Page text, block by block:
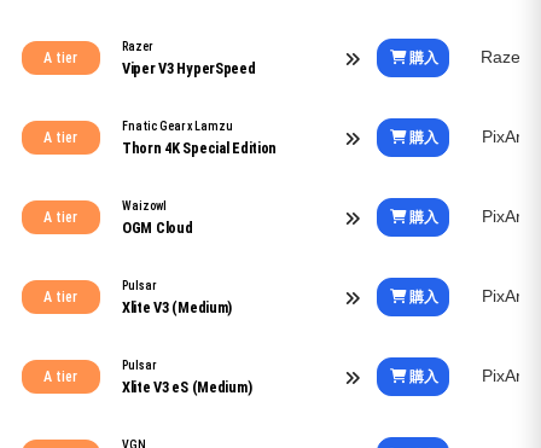
A tier
Razer
Viper V3 HyperSpeed
購入 Razer
A tier
Fnatic Gear x Lamzu
Thorn 4K Special Edition
購入 PixArt
A tier
Waizowl
OGM Cloud
購入 PixArt
A tier
Pulsar
Xlite V3 (Medium)
購入 PixArt
A tier
Pulsar
Xlite V3 eS (Medium)
購入 PixArt